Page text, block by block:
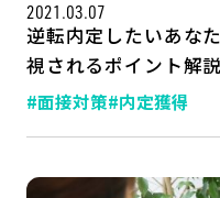
2021.03.07
逆転内定したいあな
視されるポイント解説
#面接対策#内定獲得